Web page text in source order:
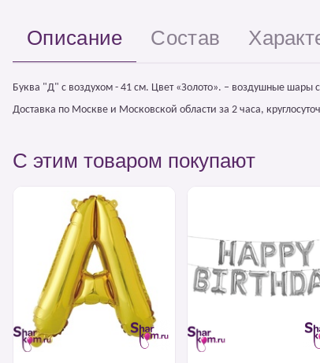
Описание Состав
Буква "Д" с воздухом - 41 см. Цвет «Золото». – воздушные
Доставка по Москве и Московской области за 2 часа,
С этим товаром покупают